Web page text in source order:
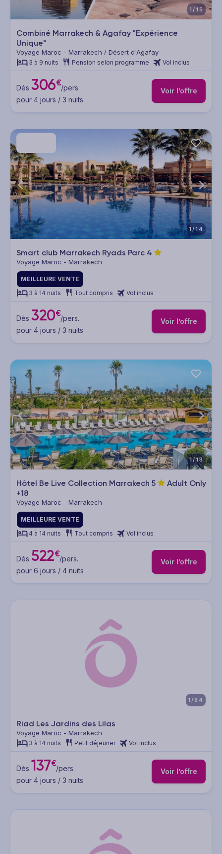
1/15
Combiné Marrakech & Agafay "Expérience
Unique"
Voyage Maroc - Marrakech / Désert d'Agafay
3 à 9 nuits Pension selon programme Vol inclus
Dès 306€/pers.
pour 4 jours / 3 nuits
Voir l’offre
1/14
Smart club Marrakech Ryads Parc 4
Voyage Maroc - Marrakech
MEILLEURE VENTE
3 à 14 nuits
Tout compris Vol inclus
Dès 320€/pers.
pour 4 jours / 3 nuits
Voir l’offre
1/13
Hôtel Be Live Collection Marrakech 5
Adult Only
+18
Voyage Maroc - Marrakech
MEILLEURE VENTE
4 à 14 nuits
Tout compris Vol inclus
Dès 522€/pers.
pour 6 jours / 4 nuits
Voir l’offre
1/84
Riad Les Jardins des Lilas
Voyage Maroc - Marrakech
3 à 14 nuits Petit déjeuner Vol inclus
Dès 137€/pers.
pour 4 jours / 3 nuits
Voir l’offre